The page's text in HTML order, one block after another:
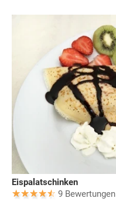
Eispalatschinken
9 Bewertungen